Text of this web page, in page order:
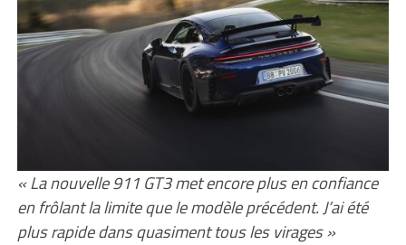
« La nouvelle 911 GT3 met encore plus en confiance
en frôlant la limite que le modèle précédent. J’ai été
plus rapide dans quasiment tous les virages »